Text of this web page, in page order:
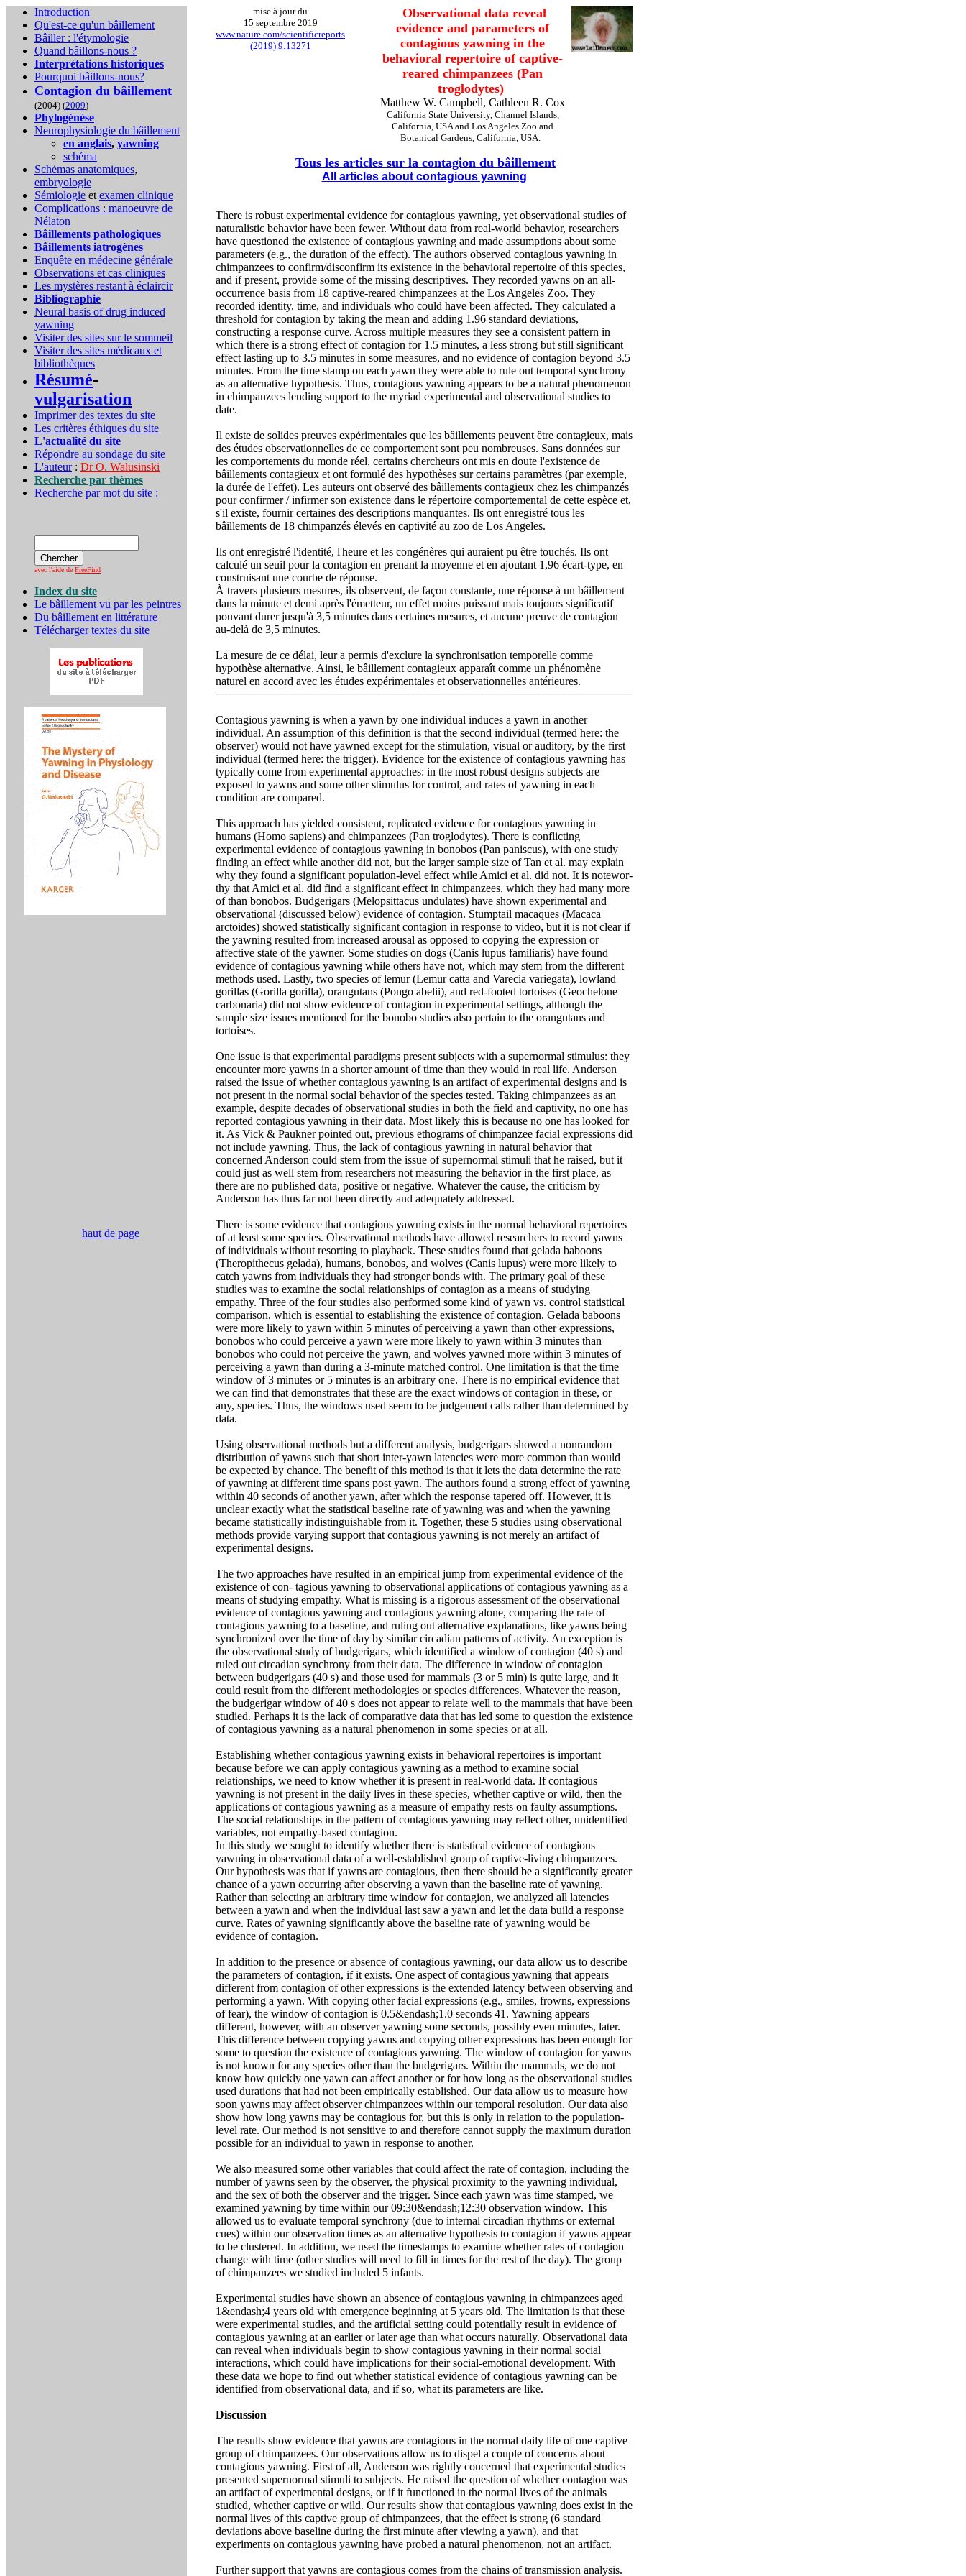
Introduction
Qu'est-ce qu'un bâillement
Bâiller : l'étymologie
Quand bâillons-nous ?
Interprétations historiques
Pourquoi bâillons-nous?
Contagion du bâillement
(2004) (2009)
Phylogénèse
Neurophysiologie du bâillement
en anglais, yawning
schéma
Schémas anatomiques,
embryologie
Sémiologie et examen clinique
Complications : manoeuvre de
Nélaton
Bâillements pathologiques
Bâillements iatrogènes
Enquête en médecine générale
Observations et cas cliniques
Les mystères restant à éclaircir
Bibliographie
Neural basis of drug induced
yawning
Visiter des sites sur le sommeil
Visiter des sites médicaux et
bibliothèques
Résumé-
vulgarisation
Imprimer des textes du site
Les critères éthiques du site
L'actualité du site
Répondre au sondage du site
L'auteur: Dr O. Walusinski
Recherche par thèmes
Recherche par mot du site :
avec l'aide de FreeFind
Index du site
Le bâillement vu par les peintres
Du bâillement en littérature
Télécharger textes du site
haut de page
mise à jour du
15 septembre 2019
www.nature.com/scientificreports
(2019) 9:13271
Observational data reveal
evidence and parameters of
contagious yawning in the
behavioral repertoire of captive-
reared chimpanzees (Pan
troglodytes)
Matthew W. Campbell, Cathleen R. Cox
California State University, Channel Islands,
California, USA and Los Angeles Zoo and
Botanical Gardens, California, USA.
Tous les articles sur la contagion du bâillement
All articles about contagious yawning
There is robust experimental evidence for contagious yawning, yet observational studies of
naturalistic behavior have been fewer. Without data from real-world behavior, researchers
have questioned the existence of contagious yawning and made assumptions about some
parameters (e.g., the duration of the effect). The authors observed contagious yawning in
chimpanzees to confirm/disconfirm its existence in the behavioral repertoire of this species,
and if present, provide some of the missing descriptives. They recorded yawns on an all-
occurrence basis from 18 captive-reared chimpanzees at the Los Angeles Zoo. They
recorded identity, time, and individuals who could have been affected. They calculated a
threshold for contagion by taking the mean and adding 1.96 standard deviations,
constructing a response curve. Across multiple measures they see a consistent pattern in
which there is a strong effect of contagion for 1.5 minutes, a less strong but still significant
effect lasting up to 3.5 minutes in some measures, and no evidence of contagion beyond 3.5
minutes. From the time stamp on each yawn they were able to rule out temporal synchrony
as an alternative hypothesis. Thus, contagious yawning appears to be a natural phenomenon
in chimpanzees lending support to the myriad experimental and observational studies to
date.
Il existe de solides preuves expérimentales que les bâillements peuvent être contagieux, mais
des études observationnelles de ce comportement sont peu nombreuses. Sans données sur
les comportements du monde réel, certains chercheurs ont mis en doute l'existence de
bâillements contagieux et ont formulé des hypothèses sur certains paramètres (par exemple,
la durée de l'effet). Les auteurs ont observé des bâillements contagieux chez les chimpanzés
pour confirmer / infirmer son existence dans le répertoire comportemental de cette espèce et,
s'il existe, fournir certaines des descriptions manquantes. Ils ont enregistré tous les
bâillements de 18 chimpanzés élevés en captivité au zoo de Los Angeles.
Ils ont enregistré l'identité, l'heure et les congénères qui auraient pu être touchés. Ils ont
calculé un seuil pour la contagion en prenant la moyenne et en ajoutant 1,96 écart-type, en
construisant une courbe de réponse.
À travers plusieurs mesures, ils observent, de façon constante, une réponse à un bâillement
dans la minute et demi après l'émetteur, un effet moins puissant mais toujours significatif
pouvant durer jusqu'à 3,5 minutes dans certaines mesures, et aucune preuve de contagion
au-delà de 3,5 minutes.
La mesure de ce délai, leur a permis d'exclure la synchronisation temporelle comme
hypothèse alternative. Ainsi, le bâillement contagieux apparaît comme un phénomène
naturel en accord avec les études expérimentales et observationnelles antérieures.
Contagious yawning is when a yawn by one individual induces a yawn in another
individual. An assumption of this definition is that the second individual (termed here: the
observer) would not have yawned except for the stimulation, visual or auditory, by the first
individual (termed here: the trigger). Evidence for the existence of contagious yawning has
typically come from experimental approaches: in the most robust designs subjects are
exposed to yawns and some other stimulus for control, and rates of yawning in each
condition are compared.
This approach has yielded consistent, replicated evidence for contagious yawning in
humans (Homo sapiens) and chimpanzees (Pan troglodytes). There is conflicting
experimental evidence of contagious yawning in bonobos (Pan paniscus), with one study
finding an effect while another did not, but the larger sample size of Tan et al. may explain
why they found a significant population-level effect while Amici et al. did not. It is notewor-
thy that Amici et al. did find a significant effect in chimpanzees, which they had many more
of than bonobos. Budgerigars (Melopsittacus undulates) have shown experimental and
observational (discussed below) evidence of contagion. Stumptail macaques (Macaca
arctoides) showed statistically significant contagion in response to video, but it is not clear if
the yawning resulted from increased arousal as opposed to copying the expression or
affective state of the yawner. Some studies on dogs (Canis lupus familiaris) have found
evidence of contagious yawning while others have not, which may stem from the different
methods used. Lastly, two species of lemur (Lemur catta and Varecia variegata), lowland
gorillas (Gorilla gorilla), orangutans (Pongo abelii), and red-footed tortoises (Geochelone
carbonaria) did not show evidence of contagion in experimental settings, although the
sample size issues mentioned for the bonobo studies also pertain to the orangutans and
tortoises.
One issue is that experimental paradigms present subjects with a supernormal stimulus: they
encounter more yawns in a shorter amount of time than they would in real life. Anderson
raised the issue of whether contagious yawning is an artifact of experimental designs and is
not present in the normal social behavior of the species tested. Taking chimpanzees as an
example, despite decades of observational studies in both the field and captivity, no one has
reported contagious yawning in their data. Most likely this is because no one has looked for
it. As Vick & Paukner pointed out, previous ethograms of chimpanzee facial expressions did
not include yawning. Thus, the lack of contagious yawning in natural behavior that
concerned Anderson could stem from the issue of supernormal stimuli that he raised, but it
could just as well stem from researchers not measuring the behavior in the first place, as
there are no published data, positive or negative. Whatever the cause, the criticism by
Anderson has thus far not been directly and adequately addressed.
There is some evidence that contagious yawning exists in the normal behavioral repertoires
of at least some species. Observational methods have allowed researchers to record yawns
of individuals without resorting to playback. These studies found that gelada baboons
(Theropithecus gelada), humans, bonobos, and wolves (Canis lupus) were more likely to
catch yawns from individuals they had stronger bonds with. The primary goal of these
studies was to examine the social relationships of contagion as a means of studying
empathy. Three of the four studies also performed some kind of yawn vs. control statistical
comparison, which is essential to establishing the existence of contagion. Gelada baboons
were more likely to yawn within 5 minutes of perceiving a yawn than other expressions,
bonobos who could perceive a yawn were more likely to yawn within 3 minutes than
bonobos who could not perceive the yawn, and wolves yawned more within 3 minutes of
perceiving a yawn than during a 3-minute matched control. One limitation is that the time
window of 3 minutes or 5 minutes is an arbitrary one. There is no empirical evidence that
we can find that demonstrates that these are the exact windows of contagion in these, or
any, species. Thus, the windows used seem to be judgement calls rather than determined by
data.
Using observational methods but a different analysis, budgerigars showed a nonrandom
distribution of yawns such that short inter-yawn latencies were more common than would
be expected by chance. The benefit of this method is that it lets the data determine the rate
of yawning at different time spans post yawn. The authors found a strong effect of yawning
within 40 seconds of another yawn, after which the response tapered off. However, it is
unclear exactly what the statistical baseline rate of yawning was and when the yawning
became statistically indistinguishable from it. Together, these 5 studies using observational
methods provide varying support that contagious yawning is not merely an artifact of
experimental designs.
The two approaches have resulted in an empirical jump from experimental evidence of the
existence of con- tagious yawning to observational applications of contagious yawning as a
means of studying empathy. What is missing is a rigorous assessment of the observational
evidence of contagious yawning and contagious yawning alone, comparing the rate of
contagious yawning to a baseline, and ruling out alternative explanations, like yawns being
synchronized over the time of day by similar circadian patterns of activity. An exception is
the observational study of budgerigars, which identified a window of contagion (40 s) and
ruled out circadian synchrony from their data. The difference in window of contagion
between budgerigars (40 s) and those used for mammals (3 or 5 min) is quite large, and it
could result from the different methodologies or species differences. Whatever the reason,
the budgerigar window of 40 s does not appear to relate well to the mammals that have been
studied. Perhaps it is the lack of comparative data that has led some to question the existence
of contagious yawning as a natural phenomenon in some species or at all.
Establishing whether contagious yawning exists in behavioral repertoires is important
because before we can apply contagious yawning as a method to examine social
relationships, we need to know whether it is present in real-world data. If contagious
yawning is not present in the daily lives in these species, whether captive or wild, then the
applications of contagious yawning as a measure of empathy rests on faulty assumptions.
The social relationships in the pattern of contagious yawning may reflect other, unidentified
variables, not empathy-based contagion.
In this study we sought to identify whether there is statistical evidence of contagious
yawning in observational data of a well-established group of captive-living chimpanzees.
Our hypothesis was that if yawns are contagious, then there should be a significantly greater
chance of a yawn occurring after observing a yawn than the baseline rate of yawning.
Rather than selecting an arbitrary time window for contagion, we analyzed all latencies
between a yawn and when the individual last saw a yawn and let the data build a response
curve. Rates of yawning significantly above the baseline rate of yawning would be
evidence of contagion.
In addition to the presence or absence of contagious yawning, our data allow us to describe
the parameters of contagion, if it exists. One aspect of contagious yawning that appears
different from contagion of other expressions is the extended latency between observing and
performing a yawn. With copying other facial expressions (e.g., smiles, frowns, expressions
of fear), the window of contagion is 0.5&endash;1.0 seconds 41. Yawning appears
different, however, with an observer yawning some seconds, possibly even minutes, later.
This difference between copying yawns and copying other expressions has been enough for
some to question the existence of contagious yawning. The window of contagion for yawns
is not known for any species other than the budgerigars. Within the mammals, we do not
know how quickly one yawn can affect another or for how long as the observational studies
used durations that had not been empirically established. Our data allow us to measure how
soon yawns may affect observer chimpanzees within our temporal resolution. Our data also
show how long yawns may be contagious for, but this is only in relation to the population-
level rate. Our method is not sensitive to and therefore cannot supply the maximum duration
possible for an individual to yawn in response to another.
We also measured some other variables that could affect the rate of contagion, including the
number of yawns seen by the observer, the physical proximity to the yawning individual,
and the sex of both the observer and the trigger. Since each yawn was time stamped, we
examined yawning by time within our 09:30&endash;12:30 observation window. This
allowed us to evaluate temporal synchrony (due to internal circadian rhythms or external
cues) within our observation times as an alternative hypothesis to contagion if yawns appear
to be clustered. In addition, we used the timestamps to examine whether rates of contagion
change with time (other studies will need to fill in times for the rest of the day). The group
of chimpanzees we studied included 5 infants.
Experimental studies have shown an absence of contagious yawning in chimpanzees aged
1&endash;4 years old with emergence beginning at 5 years old. The limitation is that these
were experimental studies, and the artificial setting could potentially result in evidence of
contagious yawning at an earlier or later age than what occurs naturally. Observational data
can reveal when individuals begin to show contagious yawning in their normal social
interactions, which could have implications for their social-emotional development. With
these data we hope to find out whether statistical evidence of contagious yawning can be
identified from observational data, and if so, what its parameters are like.
Discussion
The results show evidence that yawns are contagious in the normal daily life of one captive
group of chimpanzees. Our observations allow us to dispel a couple of concerns about
contagious yawning. First of all, Anderson was rightly concerned that experimental studies
presented supernormal stimuli to subjects. He raised the question of whether contagion was
an artifact of experimental designs, or if it functioned in the normal lives of the animals
studied, whether captive or wild. Our results show that contagious yawning does exist in the
normal lives of this captive group of chimpanzees, that the effect is strong (6 standard
deviations above baseline during the first minute after viewing a yawn), and that
experiments on contagious yawning have probed a natural phenomenon, not an artifact.
Further support that yawns are contagious comes from the chains of transmission analysis.